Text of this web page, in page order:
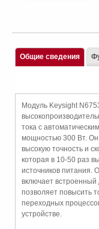
Общие сведения
Модуль Keysight
тока с
мощностью 300 Вт. Он
высокую точность и
которая в 10-50 раз
источников питания.
включает встроенный
позволяет повысить
переходных
устройстве.